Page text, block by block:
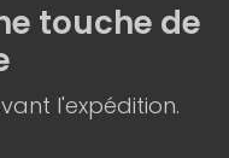
touche de
l'expédition.